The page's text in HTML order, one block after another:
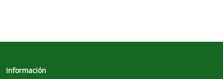
Información